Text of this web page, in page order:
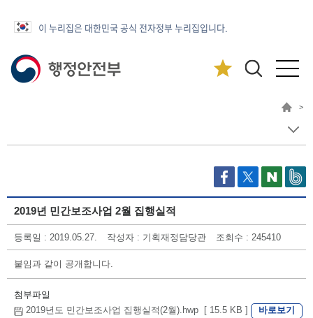
이 누리집은 대한민국 공식 전자정부 누리집입니다.
>
2019년 민간보조사업 2월 집행실적
등록일 : 2019.05.27. 작성자 : 기획재정담당관 조회수 : 245410
붙임과 같이 공개합니다.
첨부파일
2019년도 민간보조사업 집행실적(2월).hwp [ 15.5 KB ]
바로보기